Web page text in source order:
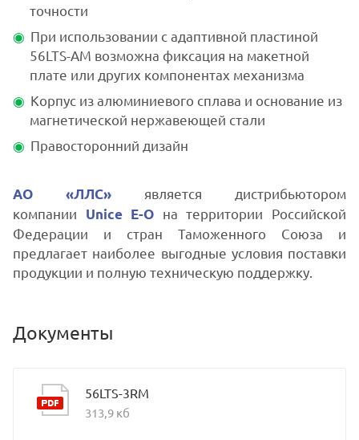
точности
При использовании с адаптивной пластиной
56LTS-AM возможна фиксация на макетной
плате или других компонентах механизма
Корпус из алюминиевого сплава и основание из
магнетической нержавеющей стали
Правосторонний дизайн
АО «ЛЛС» является дистрибьютором
компании Unice E-O на территории Российской
Федерации и стран Таможенного Союза и
предлагает наиболее выгодные условия поставки
продукции и полную техническую поддержку.
Документы
56LTS-3RM
313,9 кб